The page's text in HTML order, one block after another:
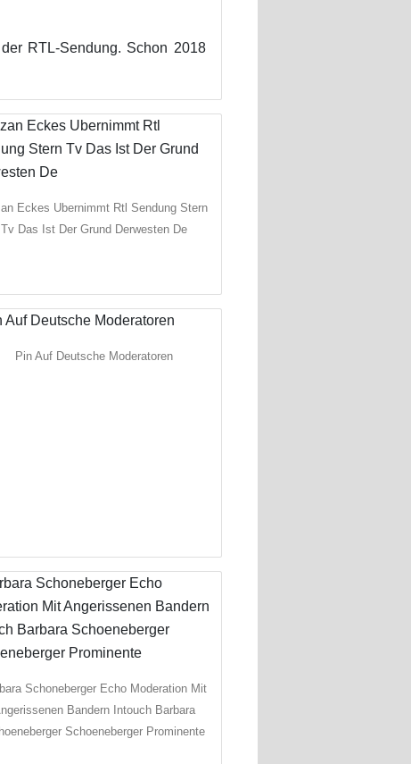
RTL-Sendung. Schon 2018
Eckes Ubernimmt Rtl Sendung Stern
Tv Das Ist Der Grund Derwesten De
Pin Auf Deutsche Moderatoren
Schoneberger Echo Moderation Mit
Bandern Intouch Barbara
Schoeneberger Prominente